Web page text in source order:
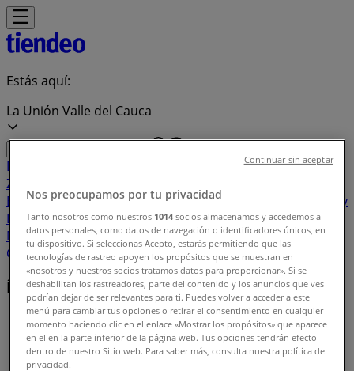
Estás aquí:
La Unión Valle del Cauca
Destacados
Zapatos
ElectrónicaFarmacias, Droguerías y Ópticas
Perfumerías y
BellezaRestaurantesJuguetes y BebésDeporteCarros,
Motos y RepuestosFerreterías y ConstrucciónLibros y
CineViajesBancos y Seguros
Índice de ofertas en La Unión Valle del Cauca
Tiendeo en La Unión Valle del Cauca»
Índice de ofertas
Nos preocupamos por tu privacidad
Tanto nosotros como nuestros 1014 socios almacenamos y accedemos a
datos personales, como datos de navegación o identificadores únicos, en
tu dispositivo. Si seleccionas Acepto, estarás permitiendo que las
tecnologías de rastreo apoyen los propósitos que se muestran en
«nosotros y nuestros socios tratamos datos para proporcionar». Si se
deshabilitan los rastreadores, parte del contenido y los anuncios que ves
podrían dejar de ser relevantes para ti. Puedes volver a acceder a este
menú para cambiar tus opciones o retirar el consentimiento en cualquier
momento haciendo clic en el enlace «Mostrar los propósitos» que aparece
en el en la parte inferior de la página web. Tus opciones tendrán efecto
dentro de nuestro Sitio web. Para saber más, consulta nuestra política de
privacidad.
Continuar sin aceptar